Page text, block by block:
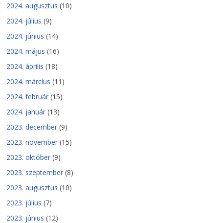
2024. augusztus (10)
2024. július (9)
2024. június (14)
2024. május (16)
2024. április (18)
2024. március (11)
2024. február (15)
2024. január (13)
2023. december (9)
2023. november (15)
2023. október (9)
2023. szeptember (8)
2023. augusztus (10)
2023. július (7)
2023. június (12)